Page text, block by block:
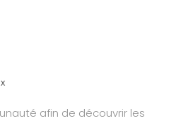
afin de découvrir les